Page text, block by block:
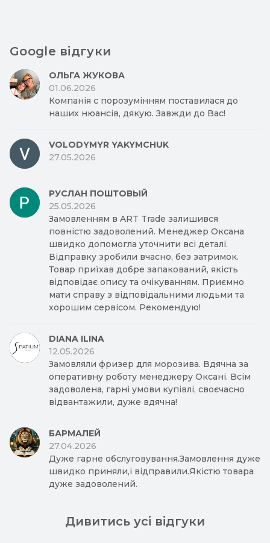
Google відгуки
ОЛЬГА ЖУКОВА
01.06.2026
Компанія с порозумінням поставилася до
наших нюансів, дякую. Завжди до Вас!
VOLODYMYR YAKYMCHUK
27.05.2026
РУСЛАН ПОШТОВЫЙ
25.05.2026
Замовленням в ART Trade залишився
повністю задоволений. Менеджер Оксана
швидко допомогла уточнити всі деталі.
Відправку зробили вчасно, без затримок.
Товар приїхав добре запакований, якість
відповідає опису та очікуванням. Приємно
мати справу з відповідальними людьми та
хорошим сервісом. Рекомендую!
DIANA ILINA
12.05.2026
Замовляли фризер для морозива. Вдячна за
оперативну роботу менеджеру Оксані. Всім
задоволена, гарні умови купівлі, своєчасно
відвантажили, дуже вдячна!
БАРМАЛЕЙ
27.04.2026
Дуже гарне обслуговування.Замовлення дуже
швидко приняли,і відправили.Якістю товара
дуже задоволений.
Дивитись усі відгуки